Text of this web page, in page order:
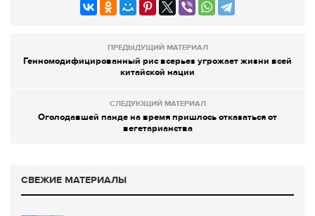
ПРЕДЫДУЩИЙ МАТЕРИАЛ
Генномодифицированный рис всерьез угрожает жизни всей
китайской нации
СЛЕДУЮЩИЙ МАТЕРИАЛ
Оголодавшей панде на время пришлось отказаться от
вегетарианства
СВЕЖИЕ МАТЕРИАЛЫ